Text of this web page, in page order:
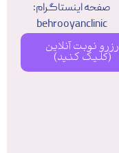
صفحه اینستاگرام:
behrooyanclinic
رزرو نوبت آنلاین
(کلیک کنید)